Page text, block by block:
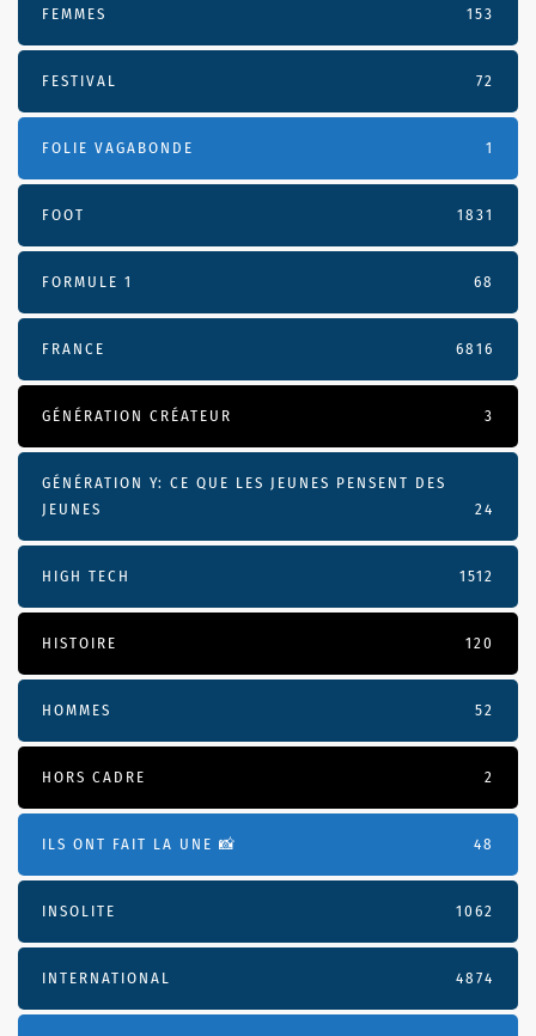
FEMMES 153
FESTIVAL 72
FOLIE VAGABONDE 1
FOOT 1831
FORMULE 1 68
FRANCE 6816
GÉNÉRATION CRÉATEUR 3
GÉNÉRATION Y: CE QUE LES JEUNES PENSENT DES
JEUNES
24
HIGH TECH 1512
HISTOIRE 120
HOMMES 52
HORS CADRE 2
ILS ONT FAIT LA UNE 📸 48
INSOLITE 1062
INTERNATIONAL 4874